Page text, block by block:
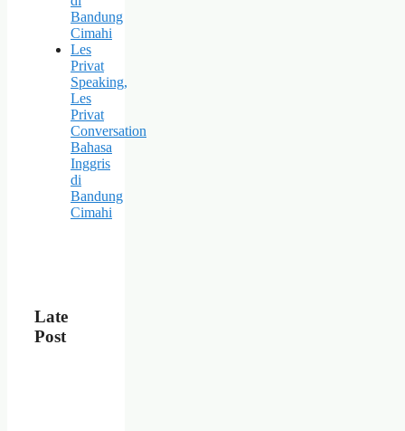
Bandung
Cimahi
Les
Privat
Speaking,
Les
Privat
Conversation
Bahasa
Inggris
di
Bandung
Cimahi
Late
Post